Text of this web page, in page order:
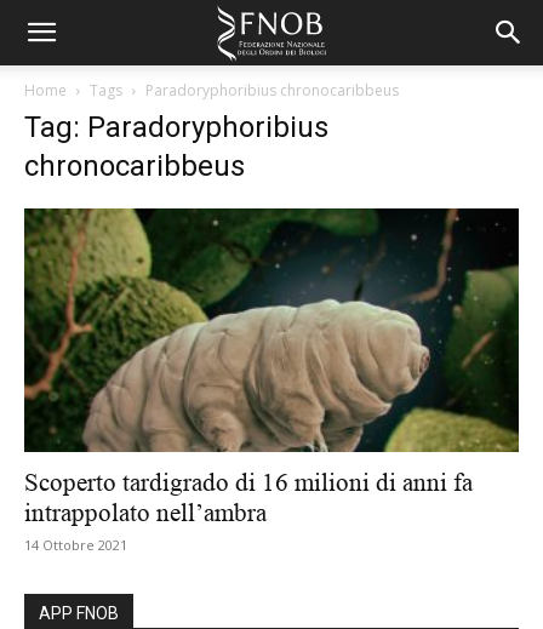
Home Tags Paradoryphoribius chronocaribbeus
Tag: Paradoryphoribius
chronocaribbeus
Scoperto tardigrado di 16 milioni di anni fa
intrappolato nell’ambra
14 Ottobre 2021
APP FNOB